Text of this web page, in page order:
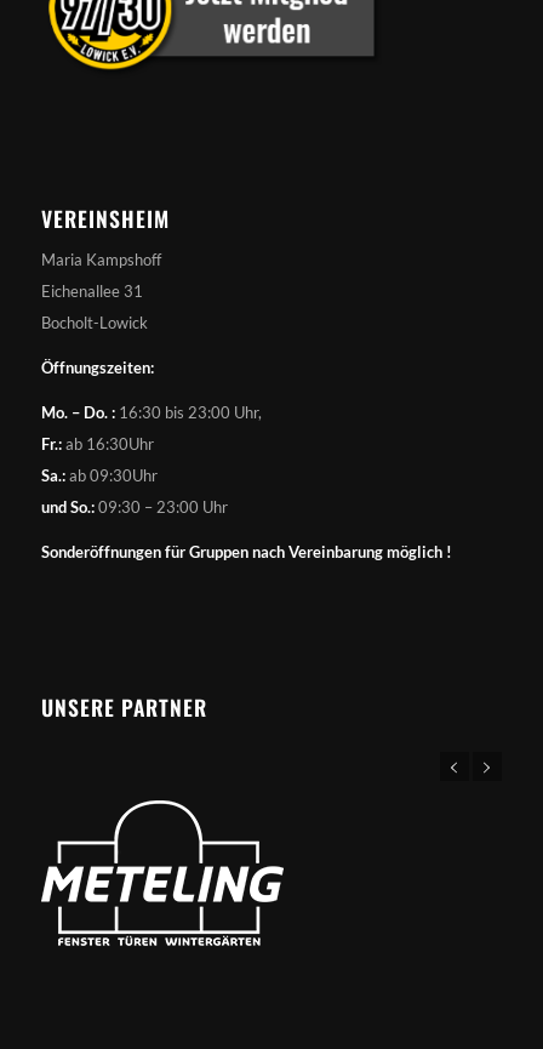
VEREINSHEIM
Maria Kampshoff
Eichenallee 31
Bocholt-Lowick
Öffnungszeiten:
Mo. – Do. :16:30 bis 23:00 Uhr,
Fr.:ab 16:30Uhr
Sa.:ab 09:30Uhr
und So.:09:30 – 23:00 Uhr
Sonderöffnungen für Gruppen nach Vereinbarung möglich !
UNSERE PARTNER